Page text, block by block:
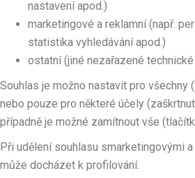
nastavení apod.)
marketingové a reklamní (např.
statistika vyhledávání apod.)
ostatní (jiné nezařazené
Souhlas je možno nastavit pro všechny
nebo pouze pro některé účely
případně je možné zamítnout vše
Při udělení souhlasu smarketingovými
může docházet k profilování.